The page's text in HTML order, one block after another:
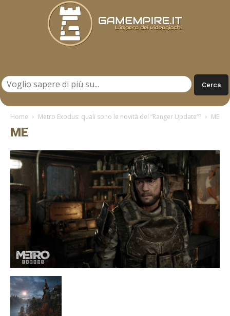
Home Metro Exodus: quali sono le novità del “Ranger Update”? ME
ME